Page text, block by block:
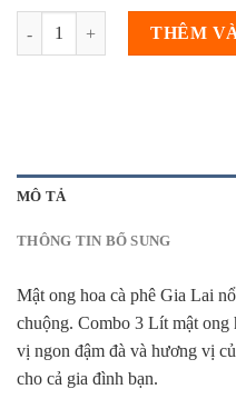
COMBO 3 LÍT Mật Ong Hoa
THÊM
MÔ TẢ
THÔNG TIN BỔ SUNG
Mật ong hoa cà phê Gia Lai
chuộng. Combo 3 Lít mật ong
vị ngon đậm đà và hương vị
cho cả gia đình bạn.